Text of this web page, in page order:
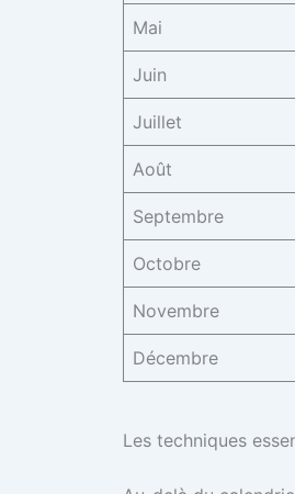
Mai
Juin
Juillet
Août
Septembre
Octobre
Novembre
Décembre
Les techniques